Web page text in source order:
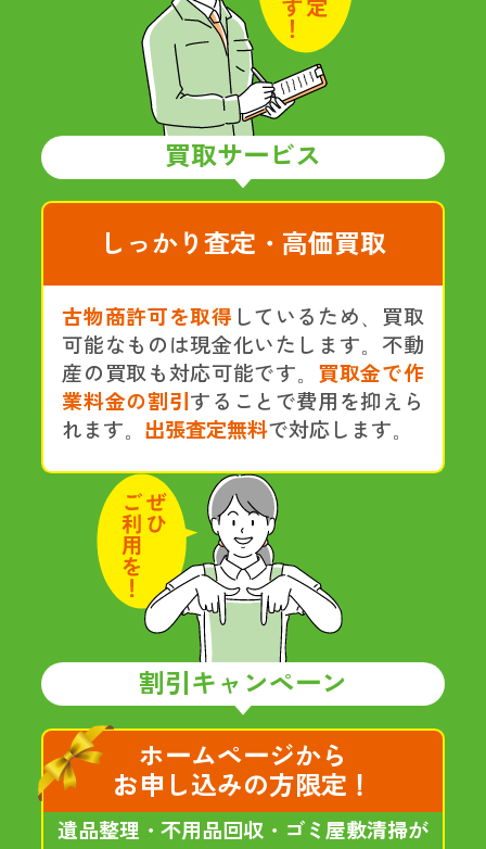
買取サービス
しっかり査定・高価買取
古物商許可を取得 しているため、買取
可能なものは現金化いたします。不動
産の買取も対応可能です。 買取金で作
業料金の割引 することで費用を抑えら
れます。 出張査定無料で対応します。
割引キャンペーン
ホームページから
お申し込みの方限定！
遺品整理・不用品回収・ゴミ屋敷清掃が